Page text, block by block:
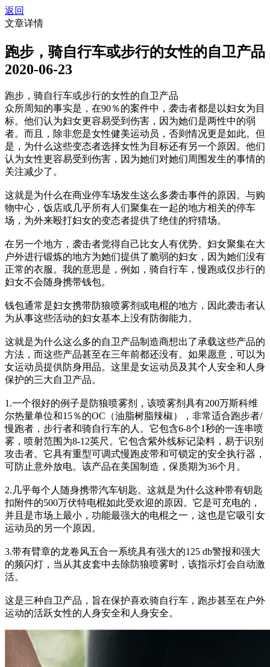
返回
文章详情
跑步，骑自行车或步行的女性的自卫产品
2020-06-23
跑步，骑自行车或步行的女性的自卫产品
众所周知的事实是，在90％的案件中，袭击者都是以妇女为目
标。他们认为妇女更容易受到伤害，因为她们是两性中的弱
者。而且，除非您是女性健美运动员，否则情况更是如此。但
是，为什么这些变态者选择女性为目标还有另一个原因。他们
认为女性更容易受到伤害，因为她们对她们周围发生的事情的
关注减少了。
这就是为什么在商业停车场发生这么多袭击事件的原因。与购
物中心，饭店或几乎所有人们聚集在一起的地方相关的停车
场，为外来殴打妇女的变态者提供了绝佳的狩猎场。
在另一个地方，袭击者觉得自己比女人有优势。妇女聚集在大
户外进行锻炼的地方为她们提供了脆弱的妇女，因为她们没有
正常的衣服。我的意思是，例如，骑自行车，慢跑或仅步行的
妇女不会随身携带钱包。
钱包通常是妇女携带防狼喷雾剂或电棍的地方，因此袭击者认
为从事这些活动的妇女基本上没有防御能力。
这就是为什么这么多的自卫产品制造商想出了承载这些产品的
方法，而这些产品甚至在三年前都还没有。如果愿意，可以为
女运动员提供防身用品。这里是女运动员及其个人安全和人身
保护的三大自卫产品。
1.一个很好的例子是防狼喷雾剂，该喷雾剂具有200万斯科维
尔热量单位和15％的OC（油脂树脂辣椒），非常适合跑步者/
慢跑者，步行者和骑自行车的人。它包含6-8个1秒的一连串喷
雾，喷射范围为8-12英尺。它包含紫外线标记染料，易于识别
攻击者。它具有重型可调式慢跑皮带和可锁定的安全执行器，
可防止意外放电。该产品在美国制造，保质期为36个月。
2.几乎每个人随身携带汽车钥匙。这就是为什么这种带有钥匙
扣附件的500万伏特电棍如此受欢迎的原因。它是可充电的，
并且是市场上最小，功能最强大的电棍之一，这也是它吸引女
运动员的另一个原因。
3.带有臂章的龙卷风五合一系统具有强大的125 db警报和强大
的频闪灯，当从其皮套中去除防狼喷雾时，该指示灯会自动激
活。
这是三种自卫产品，旨在保护喜欢骑自行车，跑步甚至在户外
运动的活跃女性的人身安全和人身安全。